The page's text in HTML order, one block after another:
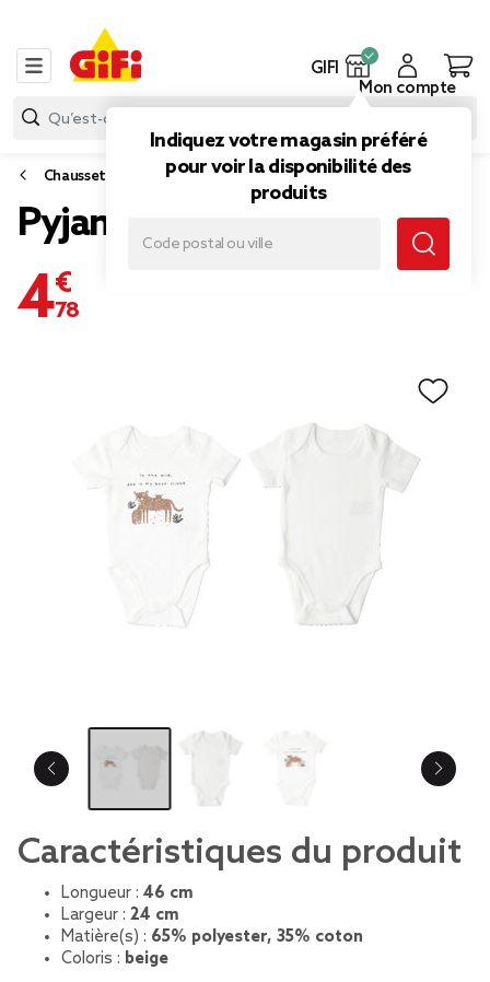
GIFI
Indiquez votre magasin préféré
pour voir la disponibilité des
produits
Mon compte
Chaussettes et sous-vêtements
Pyjama bébé x2 body
4,78 €
Caractéristiques du produit
Longueur : 46 cm
Largeur : 24 cm
Matière(s) : 65% polyester, 35% coton
Coloris : beige